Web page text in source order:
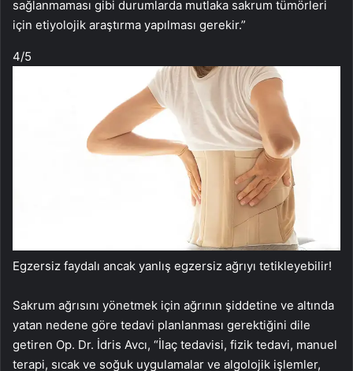
sağlanmaması gibi durumlarda mutlaka sakrum tümörleri
için etiyolojik araştırma yapılması gerekir.”
4/5
Egzersiz faydalı ancak yanlış egzersiz ağrıyı tetikleyebilir!
Sakrum ağrısını yönetmek için ağrının şiddetine ve altında
yatan nedene göre tedavi planlanması gerektiğini dile
getiren Op. Dr. İdris Avcı, “İlaç tedavisi, fizik tedavi, manuel
terapi, sıcak ve soğuk uygulamalar ve algolojik işlemler,